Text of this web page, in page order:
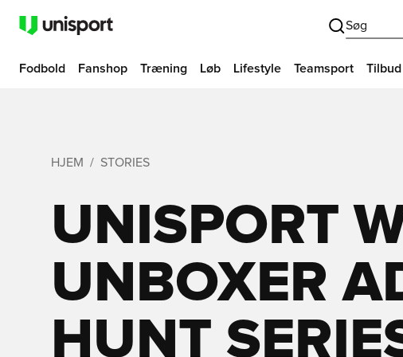
Søg
Fodbold Fanshop Træning Løb Lifestyle Teamsport Tilbud
HJEM STORIES
UNISPORT
UNBOXER
HUNT